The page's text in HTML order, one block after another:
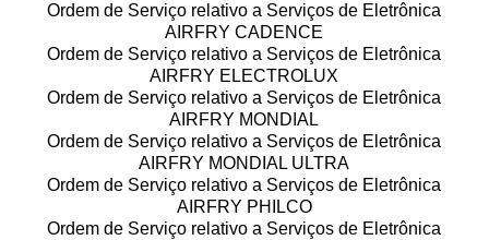
Ordem de Serviço relativo a Serviços de Eletrônica
AIRFRY CADENCE
Ordem de Serviço relativo a Serviços de Eletrônica
AIRFRY ELECTROLUX
Ordem de Serviço relativo a Serviços de Eletrônica
AIRFRY MONDIAL
Ordem de Serviço relativo a Serviços de Eletrônica
AIRFRY MONDIAL ULTRA
Ordem de Serviço relativo a Serviços de Eletrônica
AIRFRY PHILCO
Ordem de Serviço relativo a Serviços de Eletrônica